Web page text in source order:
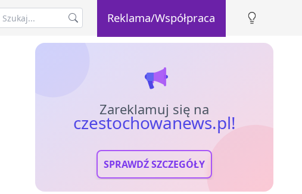
Reklama/Współpraca
Zareklamuj się na
czestochowanews.pl!
SPRAWDŹ SZCZEGÓŁY